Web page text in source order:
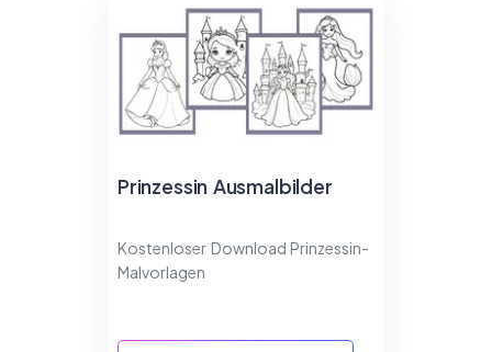
Prinzessin Ausmalbilder
Kostenloser Download Prinzessin-
Malvorlagen